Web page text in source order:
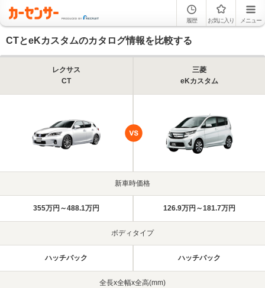
履歴 お気に入り メニュー
CTとeKカスタムのカタログ情報を比較する
レクサス
CT
三菱
eKカスタム
新車時価格
355万円～488.1万円 126.9万円～181.7万円
ボディタイプ
ハッチバック ハッチバック
全長x全幅x全高(mm)